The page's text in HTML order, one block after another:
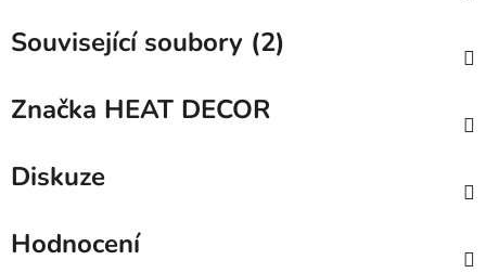
Související soubory (2)
Značka HEAT DECOR
Diskuze
Hodnocení